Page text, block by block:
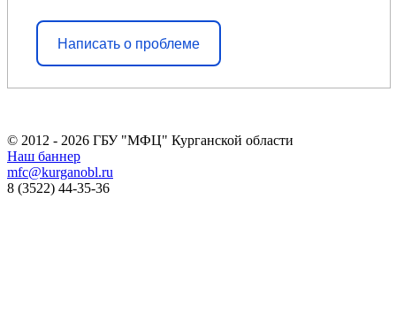
Написать о проблеме
© 2012 - 2026 ГБУ "МФЦ" Курганской области
Наш баннер
mfc@kurganobl.ru
8 (3522) 44-35-36